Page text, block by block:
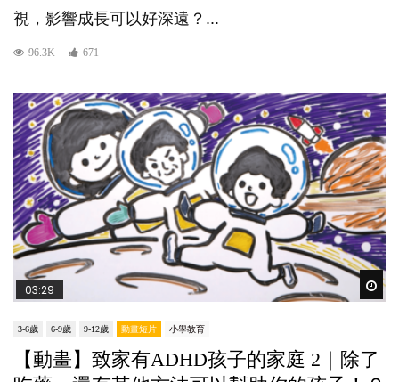
視，影響成長可以好深遠？...
96.3K 671
03:29
3-6歲 6-9歲 9-12歲 動畫短片 小學教育
【動畫】致家有ADHD孩子的家庭 2｜除了